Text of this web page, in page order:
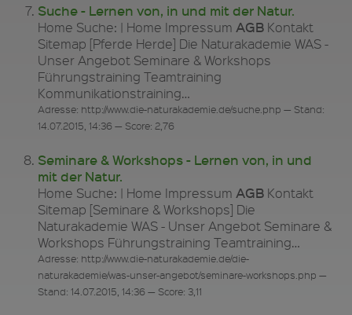
Suche - Lernen von, in und mit der Natur.
Home Suche: | Home Impressum AGBKontakt
Sitemap [Pferde Herde] Die Naturakademie WAS -
Unser Angebot Seminare & Workshops
Führungstraining Teamtraining
Kommunikationstraining…
Adresse: http://www.die-naturakademie.de/suche.php — Stand:
14.07.2015, 14:36 — Score: 2,76
Seminare & Workshops - Lernen von, in und
mit der Natur.
Home Suche: | Home Impressum AGBKontakt
Sitemap [Seminare & Workshops] Die
Naturakademie WAS - Unser Angebot Seminare &
Workshops Führungstraining Teamtraining…
Adresse: http://www.die-naturakademie.de/die-
naturakademie/was-unser-angebot/seminare-workshops.php —
Stand: 14.07.2015, 14:36 — Score: 3,11